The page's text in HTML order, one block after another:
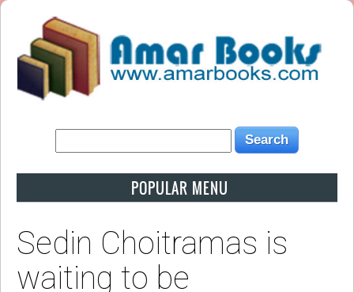
POPULAR MENU
Sedin Choitramas is
waiting to be